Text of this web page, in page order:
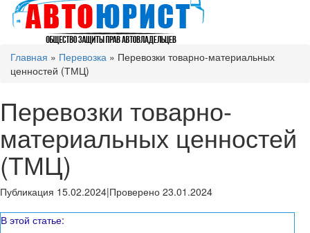
Главная » Перевозка » Перевозки товарно-материальных
ценностей (ТМЦ)
Перевозки товарно-
материальных ценностей
(ТМЦ)
Публикация 15.02.2024|Проверено 23.01.2024
В этой статье: